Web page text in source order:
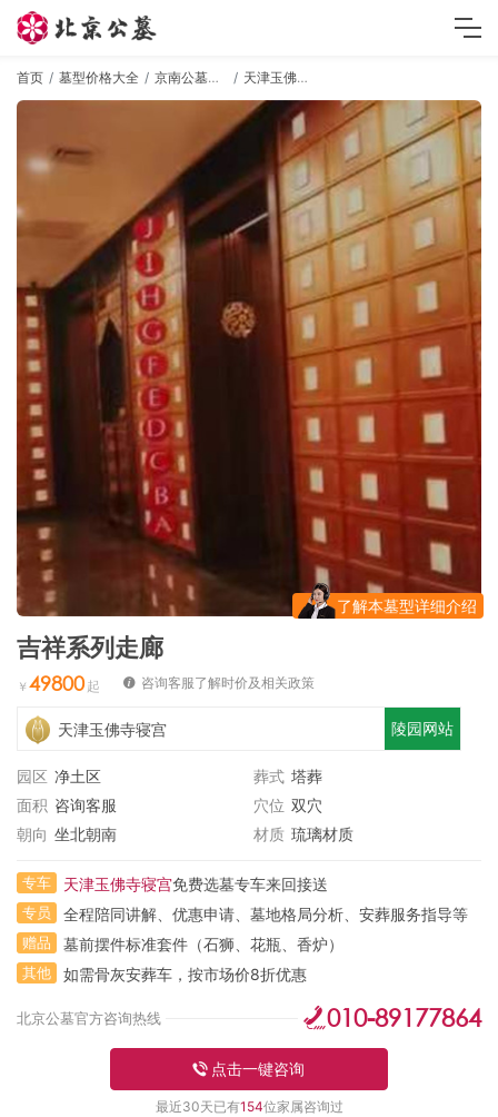
首页 墓型价格大全 京南公墓墓型 天津玉佛寺寝宫
了解本墓型详细介绍
吉祥系列走廊
49800 咨询客服了解时价及相关政策
天津玉佛寺寝宫 陵园网站
园区 净土区 葬式 塔葬
面积 咨询客服 穴位 双穴
朝向 坐北朝南 材质 琉璃材质
专车 天津玉佛寺寝宫免费选墓专车来回接送
专员 全程陪同讲解、优惠申请、墓地格局分析、安葬服务指导等
赠品 墓前摆件标准套件（石狮、花瓶、香炉）
其他 如需骨灰安葬车，按市场价8折优惠
北京公墓官方咨询热线 010-89177864
点击一键咨询
最近30天已有154位家属咨询过